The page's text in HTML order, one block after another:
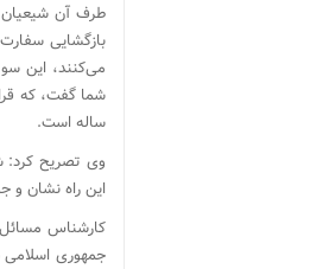
طرف آن شیعیان
بازگشایی
می‌کنند، این
ساله است.
این راه نشان و
کارشناس مسائل
جمهوری